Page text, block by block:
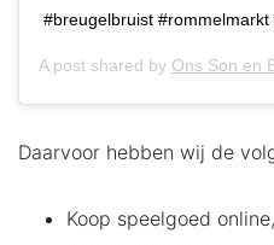
#breugelbruist
A post shared by Ons Son en
Daarvoor hebben wij de
Koop speelgoed